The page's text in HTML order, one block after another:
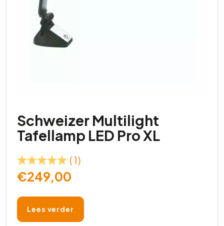
Schweizer Multilight
Tafellamp LED Pro XL
(1)
€249,00
Lees verder